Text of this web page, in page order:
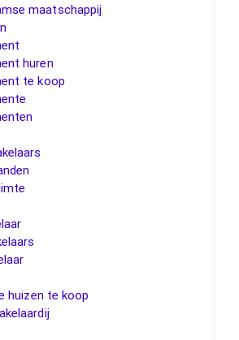
maatschappij
huren
te koop
huizen te koop